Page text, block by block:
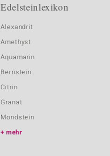
Edelsteinlexikon
Alexandrit
Amethyst
Aquamarin
Bernstein
Citrin
Granat
Mondstein
mehr